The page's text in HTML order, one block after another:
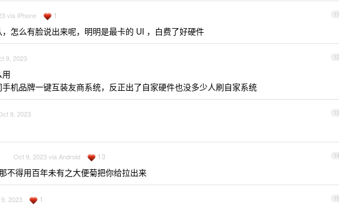
11
via iPhone 1
怎么有脸说出来呢，明明是最卡的 UI ，白费了好硬件
12
9, 2023
机品牌一键互装友商系统，反正出了自家硬件也没多少人刷自家系统
13
9, 2023
14
Oct 9, 2023 via Android 13
不得用百年未有之大便菊把你给拉出来
15
2023 1